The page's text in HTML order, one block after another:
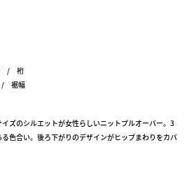
/ 裄
/ 裾幅
ズのシルエットが女性らしいニットプルオーバー。3
色合い。後ろ下がりのデザインがヒップまわりをカバ